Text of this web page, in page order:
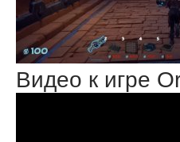
Видео к игре